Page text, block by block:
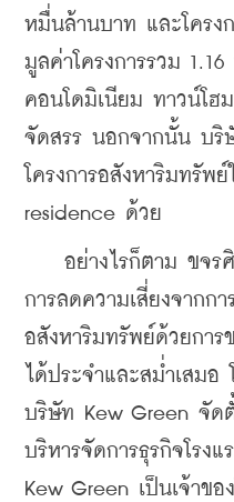
หมื่นล้านบาท และโครง
มูลค่าโครงการรวม
คอนโดมิเนียม ทาวน์โ
จัดสรร นอกจากนั้น บริ
โครงการอสังหาริมทรัพ
residence ด้วย
อย่างไรก็ตาม ขจรศิ
การลดความเสี่ยงจากก
อสังหาริมทรัพย์ด้วยการ
ได้ประจำและสม่ำเสมอ
บริษัท Kew Green จัด
บริหารจัดการธุรกิจโรง
Kew Green เป็นเจ้าขอ